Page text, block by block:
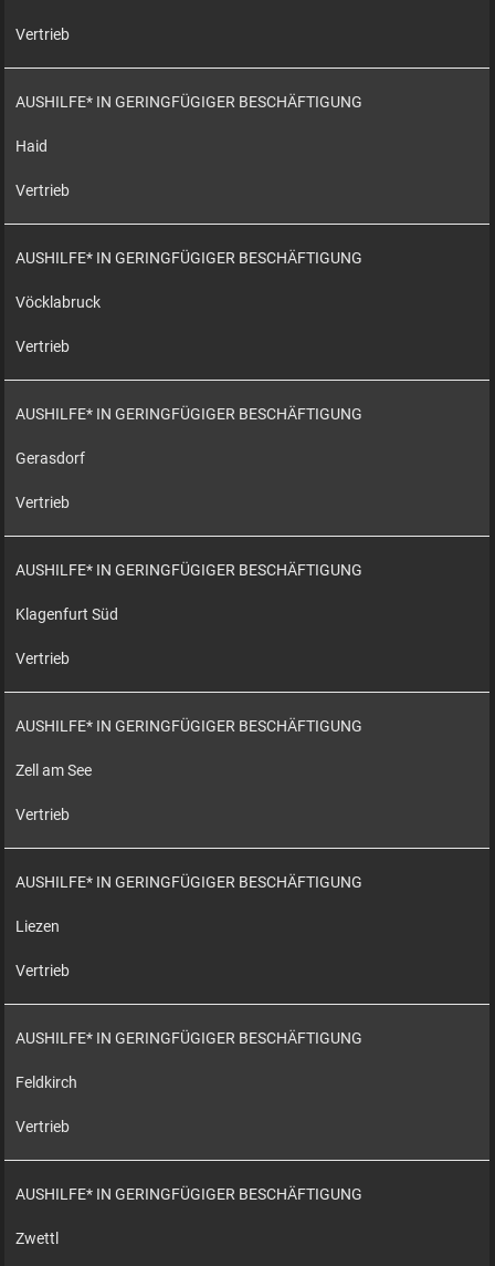
Vertrieb
AUSHILFE* IN GERINGFÜGIGER BESCHÄFTIGUNG
Haid
Vertrieb
AUSHILFE* IN GERINGFÜGIGER BESCHÄFTIGUNG
Vöcklabruck
Vertrieb
AUSHILFE* IN GERINGFÜGIGER BESCHÄFTIGUNG
Gerasdorf
Vertrieb
AUSHILFE* IN GERINGFÜGIGER BESCHÄFTIGUNG
Klagenfurt Süd
Vertrieb
AUSHILFE* IN GERINGFÜGIGER BESCHÄFTIGUNG
Zell am See
Vertrieb
AUSHILFE* IN GERINGFÜGIGER BESCHÄFTIGUNG
Liezen
Vertrieb
AUSHILFE* IN GERINGFÜGIGER BESCHÄFTIGUNG
Feldkirch
Vertrieb
AUSHILFE* IN GERINGFÜGIGER BESCHÄFTIGUNG
Zwettl